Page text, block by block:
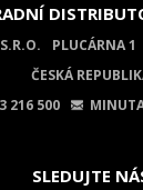
PLUCÁRNA 1
ČESKÁ
216 500
SLEDUJTE